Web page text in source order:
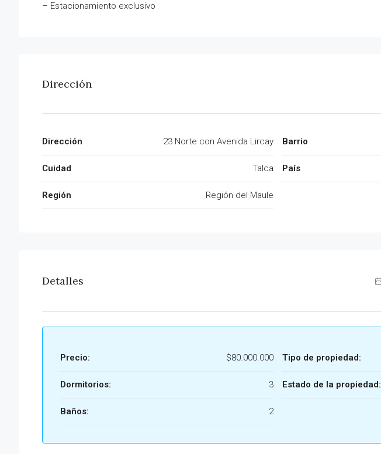
– Estacionamiento exclusivo
Dirección
Dirección 23 Norte con Avenida Lircay
Cuidad Talca
Región Región del Maule
Barrio
País
Detalles
Precio: $80.000.000
Dormitorios: 3
Baños: 2
Tipo de propiedad:
Estado de la propiedad: